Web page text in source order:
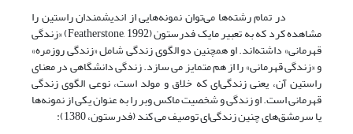
در تمام رشته‌ها می‌توان نمونه‌هایی از اندیشمندان راستین را
مشاهده کرد که به تعبیر مایک فدرستون (Featherstone, 1992) «زندگی
قهرمانی» داشته‌اند. او همچنین دو الگوی زندگی شامل «زندگی روزمره»
و «زندگی قهرمانی» را از هم متمایز می سازد. زندگی دانشگاهی در معنای
راستین آن، یعنی زندگی‌ای که خلاق و مولد است، نوعی الگوی زندگی
قهرمانی است. او زندگی و شخصیت ماکس وبر را به عنوان یکی از نمونه‌ها
یا سرمشق‌های چنین زندگی‌ای توصیف می کند (فدرستون، 1380):